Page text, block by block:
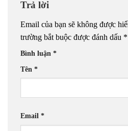
Trả lời
Email của bạn sẽ không được
trường bắt buộc được đánh dấu *
Bình luận *
Tên *
Email *